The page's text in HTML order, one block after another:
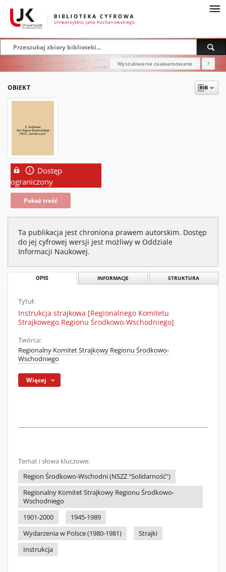
Wyszukiwanie zaawansowane ?
OBIEKT
Dostęp
ograniczony
Pokaż treść
Ta publikacja jest chroniona prawem autorskim. Dostęp
do jej cyfrowej wersji jest możliwy w Oddziale
Informacji Naukowej.
OPIS INFORMACJE STRUKTURA
Tytuł:
Instrukcja strajkowa [Regionalnego Komitetu
Strajkowego Regionu Środkowo-Wschodniego]
Twórca:
Regionalny Komitet Strajkowy Regionu Środkowo-
Wschodniego
Więcej
Temat i słowa kluczowe:
Region Środkowo-Wschodni (NSZZ "Solidarność")
Regionalny Komitet Strajkowy Regionu Środkowo-
Wschodniego
1901-2000
1945-1989
Wydarzenia w Polsce (1980-1981)
Strajki
Instrukcja